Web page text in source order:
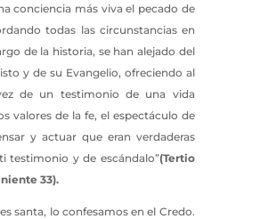
conciencia más viva el pecado de
todas las circunstancias en
de la historia, se han alejado del
y de su Evangelio, ofreciendo al
de un testimonio de una vida
valores de la fe, el espectáculo de
y actuar que eran verdaderas
testimonio y de escándalo”(Tertio
33).
santa, lo confesamos en el Credo.